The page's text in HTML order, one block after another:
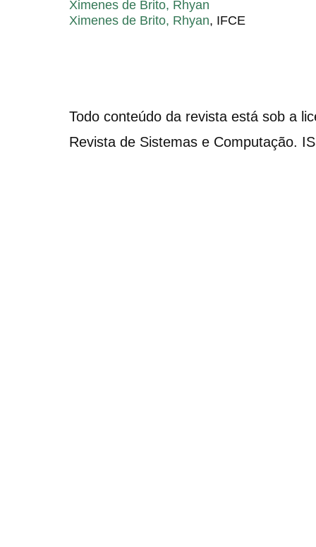
Ximenes de Brito, Rhyan
Ximenes de Brito, Rhyan, IFCE
Todo conteúdo da revista está sob a
Revista de Sistemas e Computação.